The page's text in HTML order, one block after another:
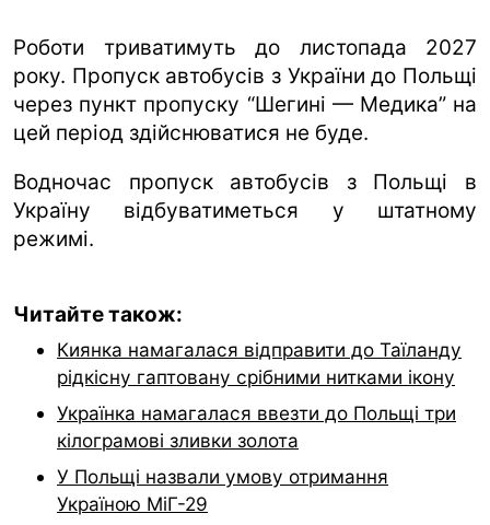
Роботи триватимуть до листопада 2027
року. Пропуск автобусів з України до Польщі
через пункт пропуску “Шегині — Медика” на
цей період здійснюватися не буде.
Водночас пропуск автобусів з Польщі в
Україну відбуватиметься у штатному
режимі.
Читайте також:
Киянка намагалася відправити до Таїланду
рідкісну гаптовану срібними нитками ікону
Українка намагалася ввезти до Польщі три
кілограмові зливки золота
У Польщі назвали умову отримання
Україною МіГ-29